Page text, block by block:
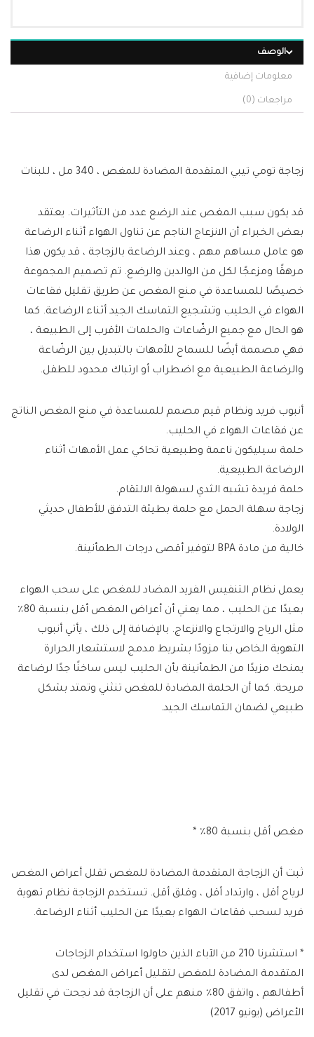
الوصف
معلومات إضافية
مراجعات (0)
زجاجة تومي تيبي المتقدمة المضادة للمغص ، 340 مل ، للبنات
قد يكون سبب المغص عند الرضع عدد من التأثيرات. يعتقد
بعض الخبراء أن الانزعاج الناجم عن تناول الهواء أثناء الرضاعة
هو عامل مساهم مهم ، وعند الرضاعة بالزجاجة ، قد يكون هذا
مرهقًا ومزعجًا لكل من الوالدين والرضع. تم تصميم المجموعة
خصيصًا للمساعدة في منع المغص عن طريق تقليل فقاعات
الهواء في الحليب وتشجيع التماسك الجيد أثناء الرضاعة. كما
هو الحال مع جميع الرضّاعات والحلمات الأقرب إلى الطبيعة ،
فهي مصممة أيضًا للسماح للأمهات بالتبديل بين الرضّاعة
والرضاعة الطبيعية مع اضطراب أو ارتباك محدود للطفل.
أنبوب فريد ونظام قيم مصمم للمساعدة في منع المغص الناتج
عن فقاعات الهواء في الحليب.
حلمة سيليكون ناعمة وطبيعية تحاكي عمل الأمهات أثناء
الرضاعة الطبيعية.
حلمة فريدة تشبه الثدي لسهولة الالتقام.
زجاجة سهلة الحمل مع حلمة بطيئة التدفق للأطفال حديثي
الولادة.
خالية من مادة BPA لتوفير أقصى درجات الطمأنينة.
يعمل نظام التنفيس الفريد المضاد للمغص على سحب الهواء
بعيدًا عن الحليب ، مما يعني أن أعراض المغص أقل بنسبة 80٪
مثل الرياح والارتجاع والانزعاج. بالإضافة إلى ذلك ، يأتي أنبوب
التهوية الخاص بنا مزودًا بشريط مدمج لاستشعار الحرارة
يمنحك مزيدًا من الطمأنينة بأن الحليب ليس ساخنًا جدًا لرضاعة
مريحة. كما أن الحلمة المضادة للمغص تنثني وتمتد بشكل
طبيعي لضمان التماسك الجيد.
مغص أقل بنسبة 80٪ *
ثبت أن الزجاجة المتقدمة المضادة للمغص تقلل أعراض المغص
لرياح أقل ، وارتداد أقل ، وقلق أقل. تستخدم الزجاجة نظام تهوية
فريد لسحب فقاعات الهواء بعيدًا عن الحليب أثناء الرضاعة.
* استشرنا 210 من الآباء الذين حاولوا استخدام الزجاجات
المتقدمة المضادة للمغص لتقليل أعراض المغص لدى
أطفالهم ، واتفق 80٪ منهم على أن الزجاجة قد نجحت في تقليل
الأعراض (يونيو 2017)